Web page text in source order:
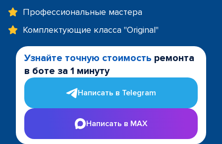
Профессиональные мастера
Комплектующие класса "Original"
Узнайте точную стоимость ремонта
в боте за 1 минуту
Написать в Telegram
Написать в MAX